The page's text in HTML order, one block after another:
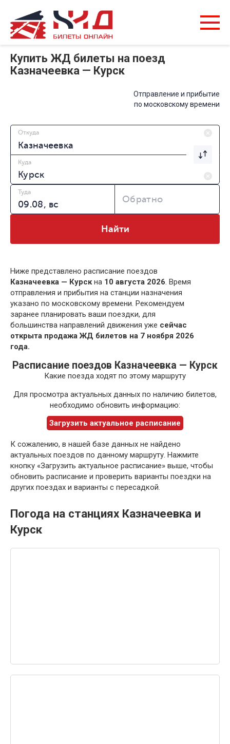
Купить ЖД билеты на поезд
Казначеевка — Курск
Отправление и прибытие
по московскому времени
Откуда
Куда
Туда
Обратно
Найти
Ниже представлено расписание поездов
Казначеевка — Курскна 10 августа 2026. Время
отправления и прибытия на станции назначения
указано по московскому времени. Рекомендуем
заранее планировать ваши поездки, для
большинства направлений движения уже сейчас
открыта продажа ЖД билетов на 7 ноября 2026
года.
Расписание поездов Казначеевка — Курск
Какие поезда ходят по этому маршруту
Для просмотра актуальных данных по наличию билетов,
необходимо обновить информацию:
Загрузить актуальное расписание
К сожалению, в нашей базе данных не найдено
актуальных поездов по данному маршруту. Нажмите
кнопку «Загрузить актуальное расписание» выше, чтобы
обновить расписание и проверить варианты поездки на
других поездах и варианты с пересадкой.
Погода на станциях Казначеевка и
Курск